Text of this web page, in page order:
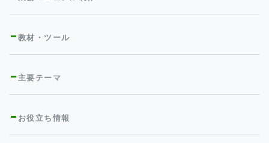
教材・ツール
主要テーマ
お役立ち情報